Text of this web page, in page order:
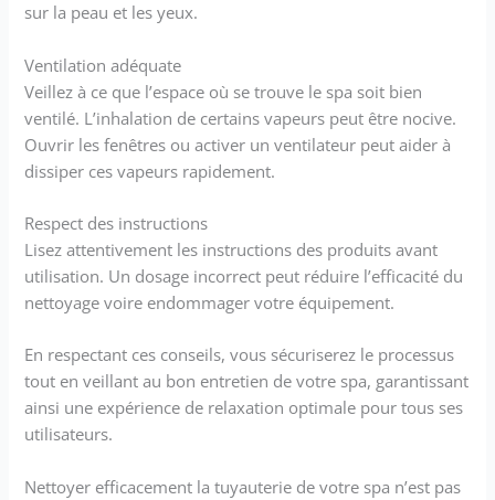
sur la peau et les yeux.
Ventilation adéquate
Veillez à ce que l’espace où se trouve le spa soit bien
ventilé. L’inhalation de certains vapeurs peut être nocive.
Ouvrir les fenêtres ou activer un ventilateur peut aider à
dissiper ces vapeurs rapidement.
Respect des instructions
Lisez attentivement les instructions des produits avant
utilisation. Un dosage incorrect peut réduire l’efficacité du
nettoyage voire endommager votre équipement.
En respectant ces conseils, vous sécuriserez le processus
tout en veillant au bon entretien de votre spa, garantissant
ainsi une expérience de relaxation optimale pour tous ses
utilisateurs.
Nettoyer efficacement la tuyauterie de votre spa n’est pas